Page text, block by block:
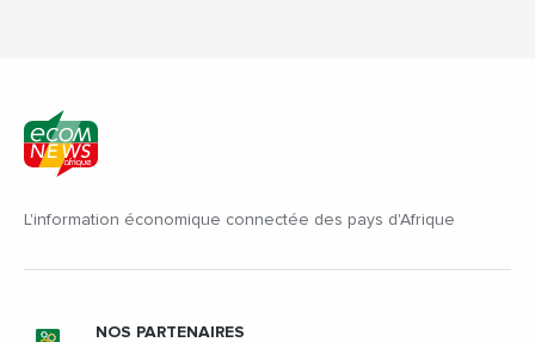
L'information économique connectée des pays d'Afrique
NOS PARTENAIRES